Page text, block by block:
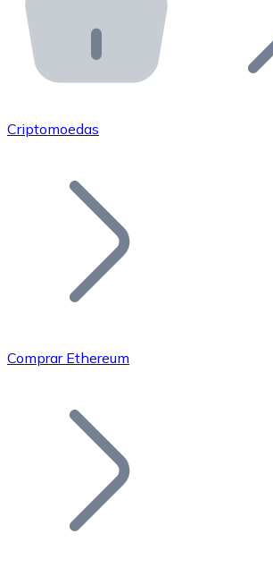
API Bitnovo
Integre nossa API no seu
Junte-se à nossa rede de
Adicione o token do seu projeto
Bitcoin
Criptomoedas
Comprar Ethereum